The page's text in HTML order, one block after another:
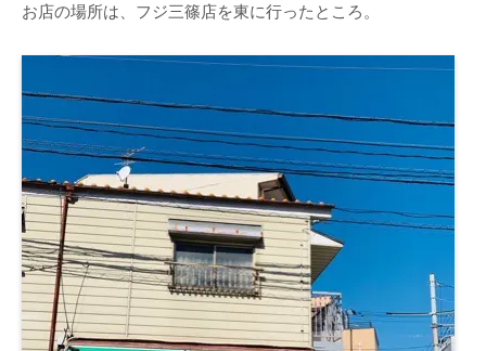
お店の場所は、フジ三篠店を東に行ったところ。